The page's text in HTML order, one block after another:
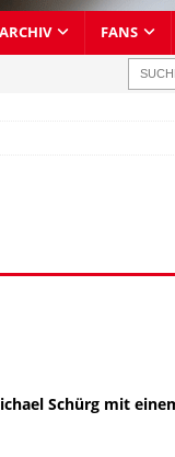
ARCHIV FANS
Schürg mit